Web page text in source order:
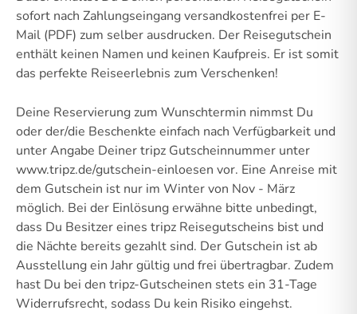
sofort nach Zahlungseingang versandkostenfrei per E-
Mail (PDF) zum selber ausdrucken. Der Reisegutschein
enthält keinen Namen und keinen Kaufpreis. Er ist somit
das perfekte Reiseerlebnis zum Verschenken!
Deine Reservierung zum Wunschtermin nimmst Du
oder der/die Beschenkte einfach nach Verfügbarkeit und
unter Angabe Deiner tripz Gutscheinnummer unter
www.tripz.de/gutschein-einloesen vor. Eine Anreise mit
dem Gutschein ist nur im Winter von Nov - März
möglich. Bei der Einlösung erwähne bitte unbedingt,
dass Du Besitzer eines tripz Reisegutscheins bist und
die Nächte bereits gezahlt sind. Der Gutschein ist ab
Ausstellung ein Jahr gültig und frei übertragbar. Zudem
hast Du bei den tripz-Gutscheinen stets ein 31-Tage
Widerrufsrecht, sodass Du kein Risiko eingehst.